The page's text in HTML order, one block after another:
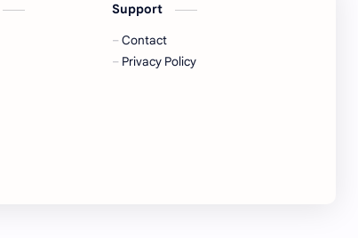
Support
Contact
Privacy Policy